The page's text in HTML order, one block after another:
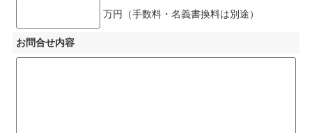
万円（手数料・名義書換料は別途）
お問合せ内容